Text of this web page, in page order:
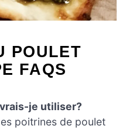
POULET
FAQS
je utiliser?
poitrines de poulet